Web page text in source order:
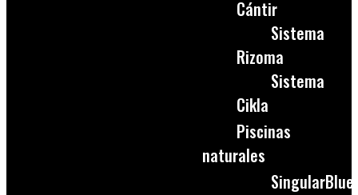
Cántir
Sistema
Rizoma
Sistema
Cikla
Piscinas
naturales
SingularBlue